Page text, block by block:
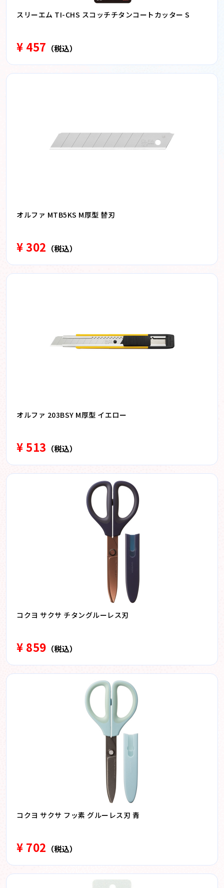
スリーエム TI-CHS スコッチチタンコートカッター S
¥ 457 （税込）
オルファ MTB5KS M厚型 替刃
¥ 302 （税込）
オルファ 203BSY M厚型 イエロー
¥ 513 （税込）
コクヨ サクサ チタングルーレス刃
¥ 859 （税込）
コクヨ サクサ フッ素 グルーレス刃 青
¥ 702 （税込）